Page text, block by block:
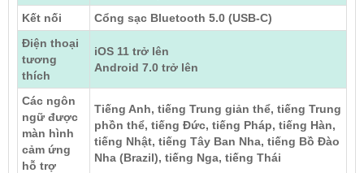
Kết nối
Cổng sạc Bluetooth 5.0 (USB-C)
Điện thoại
tương
thích
iOS 11 trở lên
Android 7.0 trở lên
Các ngôn
ngữ được
màn hình
cảm ứng
hỗ trợ
Tiếng Anh, tiếng Trung giản thể, tiếng Trung
phồn thể, tiếng Đức, tiếng Pháp, tiếng Hàn,
tiếng Nhật, tiếng Tây Ban Nha, tiếng Bồ Đào
Nha (Brazil), tiếng Nga, tiếng Thái